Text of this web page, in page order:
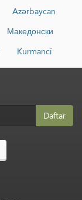
Azərbaycan
Македонски
Kurmancî
Daftar